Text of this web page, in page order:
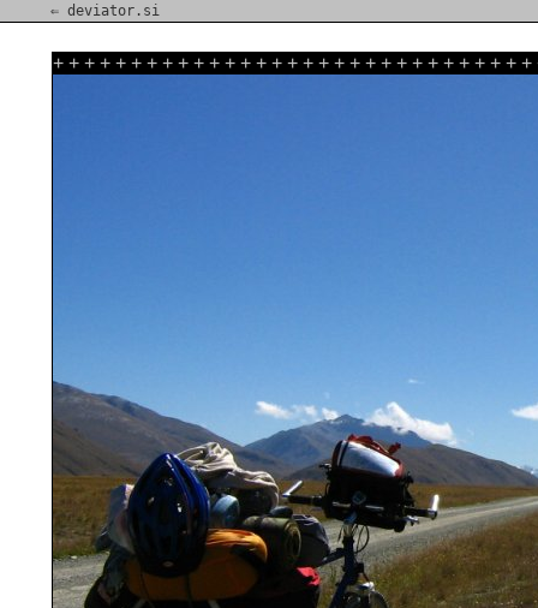
⇐ deviator.si
+ + + + + + + + + + + + + + + + + + + + + + + + + + + + + + +